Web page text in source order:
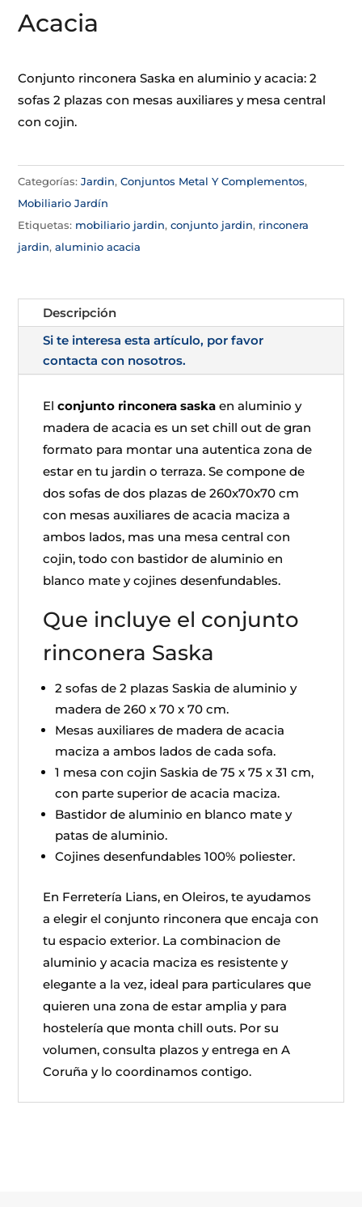
Acacia
Conjunto rinconera Saska en aluminio y acacia: 2
sofas 2 plazas con mesas auxiliares y mesa central
con cojin.
Categorías:Jardin,Conjuntos Metal Y Complementos,
Mobiliario Jardín
Etiquetas: mobiliario jardin,conjunto jardin, rinconera
jardin,aluminio acacia
Descripción
Si te interesa esta artículo, por favor
contacta con nosotros.
Elconjunto rinconera saska en aluminio y
madera de acacia es un set chill out de gran
formato para montar una autentica zona de
estar en tu jardin o terraza. Se compone de
dos sofas de dos plazas de 260x70x70 cm
con mesas auxiliares de acacia maciza a
ambos lados, mas una mesa central con
cojin, todo con bastidor de aluminio en
blanco mate y cojines desenfundables.
Que incluye el conjunto
rinconera Saska
2 sofas de 2 plazas Saskia de aluminio y
madera de 260 x 70 x 70 cm.
Mesas auxiliares de madera de acacia
maciza a ambos lados de cada sofa.
1 mesa con cojin Saskia de 75 x 75 x 31 cm,
con parte superior de acacia maciza.
Bastidor de aluminio en blanco mate y
patas de aluminio.
Cojines desenfundables 100% poliester.
En Ferretería Lians, en Oleiros, te ayudamos
a elegir el conjunto rinconera que encaja con
tu espacio exterior. La combinacion de
aluminio y acacia maciza es resistente y
elegante a la vez, ideal para particulares que
quieren una zona de estar amplia y para
hostelería que monta chill outs. Por su
volumen, consulta plazos y entrega en A
Coruña y lo coordinamos contigo.